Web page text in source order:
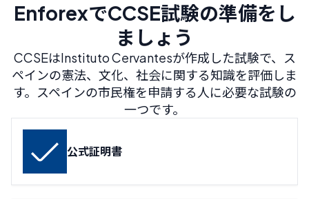
EnforexでCCSE試験の準備をし
ましょう
CCSEはInstituto Cervantesが作成した試験で、ス
ペインの憲法、文化、社会に関する知識を評価しま
す。スペインの市民権を申請する人に必要な試験の
一つです。
公式証明書